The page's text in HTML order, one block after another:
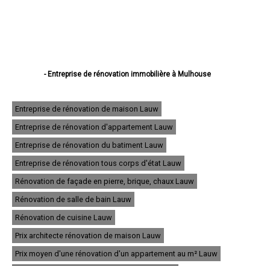
- Entreprise de rénovation immobilière à Mulhouse
- Entreprise de rénovation immobilière à Illzach
- Entreprise de rénovation immobilière à Wittenheim
- Entreprise de rénovation immobilière à Kingersheim
- Entreprise de rénovation immobilière à Rixheim
- Entreprise de rénovation immobilière à Riedisheim
- Entreprise de rénovation immobilière à Guebwiller
- Entreprise de rénovation immobilière à Cernay
- Entreprise de rénovation immobilière à Wittelsheim
- Entreprise de rénovation immobilière à Pfastatt
- Entreprise de rénovation immobilière à Thann
- Entreprise de rénovation immobilière à Wintzenheim
- Entreprise de rénovation immobilière à Soultz-Haut-Rhin
- Entreprise de rénovation immobilière à Ensisheim
- Entreprise de rénovation immobilière à Huningue
- Entreprise de rénovation immobilière à Brunstatt
Entreprise de rénovation de maison Lauw
Entreprise de rénovation d'appartement Lauw
Entreprise de rénovation du batiment Lauw
Entreprise de rénovation tous corps d'état Lauw
Rénovation de façade en pierre, brique, chaux Lauw
Rénovation de salle de bain Lauw
Rénovation de cuisine Lauw
Prix architecte rénovation de maison Lauw
Prix moyen d'une rénovation d'un appartement au m² Lauw